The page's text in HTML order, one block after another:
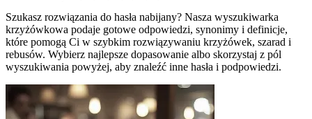
Szukasz rozwiązania do hasła nabijany? Nasza wyszukiwarka
krzyżówkowa podaje gotowe odpowiedzi, synonimy i definicje,
które pomogą Ci w szybkim rozwiązywaniu krzyżówek, szarad i
rebusów. Wybierz najlepsze dopasowanie albo skorzystaj z pól
wyszukiwania powyżej, aby znaleźć inne hasła i podpowiedzi.